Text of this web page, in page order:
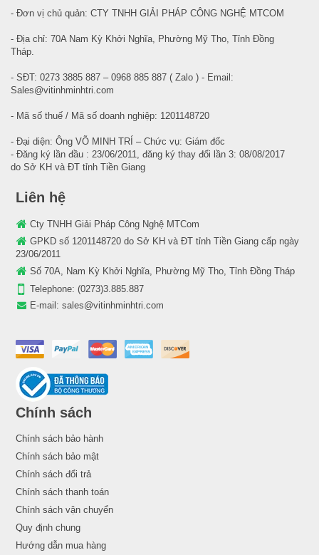
- Đơn vị chủ quản: CTY TNHH GIẢI PHÁP CÔNG NGHỆ MTCOM
- Địa chỉ: 70A Nam Kỳ Khởi Nghĩa, Phường Mỹ Tho, Tỉnh Đồng
Tháp.
- SĐT: 0273 3885 887 – 0968 885 887 ( Zalo ) - Email:
Sales@vitinhminhtri.com
- Mã số thuế / Mã số doanh nghiệp: 1201148720
- Đại diện: Ông VÕ MINH TRÍ – Chức vụ: Giám đốc
- Đăng ký lần đầu : 23/06/2011, đăng ký thay đổi lần 3: 08/08/2017
do Sở KH và ĐT tỉnh Tiền Giang
Liên hệ
Cty TNHH Giải Pháp Công Nghệ MTCom
GPKD số 1201148720 do Sở KH và ĐT tỉnh Tiền Giang cấp ngày
23/06/2011
Số 70A, Nam Kỳ Khởi Nghĩa, Phường Mỹ Tho, Tỉnh Đồng Tháp
Telephone: (0273)3.885.887
E-mail: sales@vitinhminhtri.com
Chính sách
Chính sách bảo hành
Chính sách bảo mật
Chính sách đổi trả
Chính sách thanh toán
Chính sách vận chuyển
Quy định chung
Hướng dẫn mua hàng